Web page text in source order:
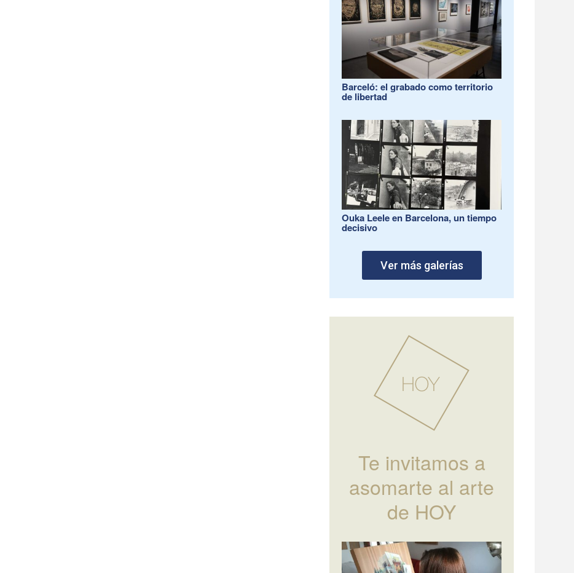
Barceló: el grabado como territorio
de libertad
Ouka Leele en Barcelona, un tiempo
decisivo
Ver más galerías
Te invitamos a
asomarte al arte
de HOY